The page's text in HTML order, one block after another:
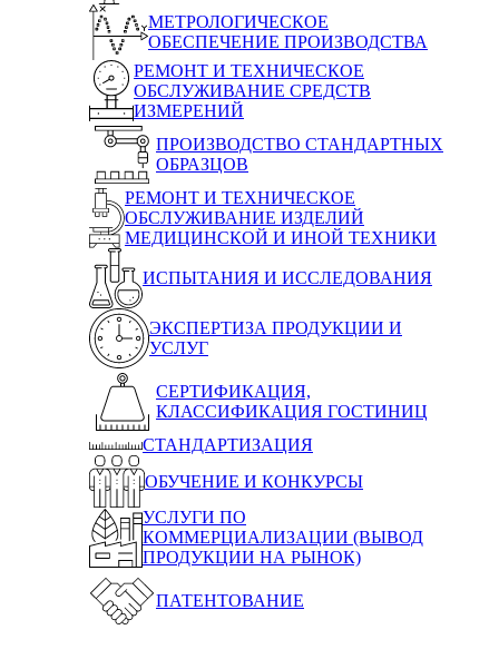
МЕТРОЛОГИЧЕСКОЕ
ОБЕСПЕЧЕНИЕ ПРОИЗВОДСТВА
РЕМОНТ И ТЕХНИЧЕСКОЕ
ОБСЛУЖИВАНИЕ СРЕДСТВ
ИЗМЕРЕНИЙ
ПРОИЗВОДСТВО СТАНДАРТНЫХ
ОБРАЗЦОВ
РЕМОНТ И ТЕХНИЧЕСКОЕ
ОБСЛУЖИВАНИЕ ИЗДЕЛИЙ
МЕДИЦИНСКОЙ И ИНОЙ ТЕХНИКИ
ИСПЫТАНИЯ И ИССЛЕДОВАНИЯ
ЭКСПЕРТИЗА ПРОДУКЦИИ И
УСЛУГ
СЕРТИФИКАЦИЯ,
КЛАССИФИКАЦИЯ ГОСТИНИЦ
СТАНДАРТИЗАЦИЯ
ОБУЧЕНИЕ И КОНКУРСЫ
УСЛУГИ ПО
КОММЕРЦИАЛИЗАЦИИ (ВЫВОД
ПРОДУКЦИИ НА РЫНОК)
ПАТЕНТОВАНИЕ